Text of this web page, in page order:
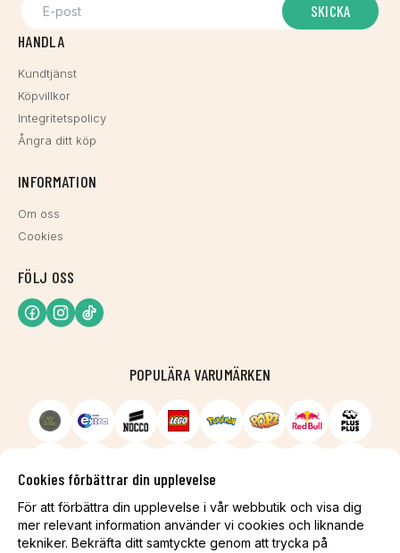
Cookies förbättrar din upplevelse
För att förbättra din upplevelse i vår webbutik och visa dig
mer relevant information använder vi cookies och liknande
tekniker. Bekräfta ditt samtyckte genom att trycka på
SKICKA
HANDLA
Kundtjänst
Köpvillkor
Integritetspolicy
Ångra ditt köp
INFORMATION
Om oss
Cookies
FÖLJ OSS
POPULÄRA VARUMÄRKEN